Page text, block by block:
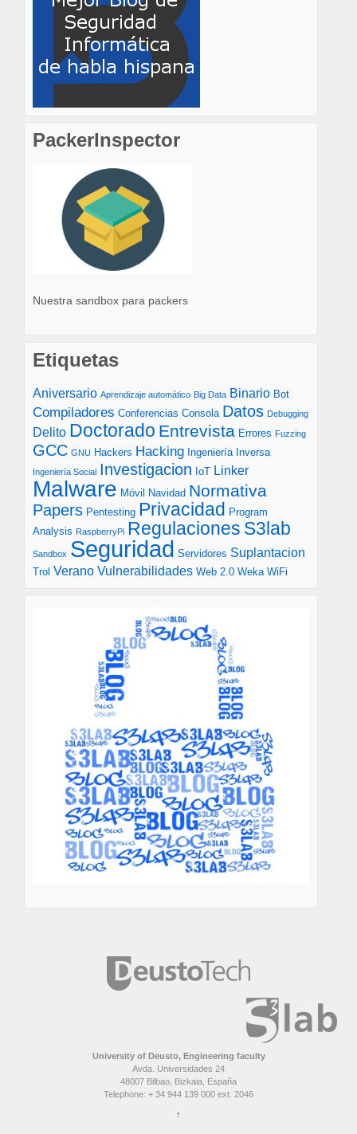
PackerInspector
Nuestra sandbox para packers
Etiquetas
Aniversario Aprendizaje automático Big Data Binario Bot
Compiladores Conferencias Consola Datos Debugging
Delito Doctorado Entrevista Errores Fuzzing
GCC GNU Hackers Hacking Ingeniería Inversa
Ingeniería Social Investigacion IoT Linker
Malware Móvil Navidad Normativa
Papers Pentesting Privacidad Program
Analysis RaspberryPi Regulaciones S3lab
Sandbox Seguridad Servidores Suplantacion
Trol Verano Vulnerabilidades Web 2.0 Weka WiFi
University of Deusto, Engineering faculty
Avda. Universidades 24
48007 Bilbao, Bizkaia, España
Telephone: + 34 944 139 000 ext. 2046
↑